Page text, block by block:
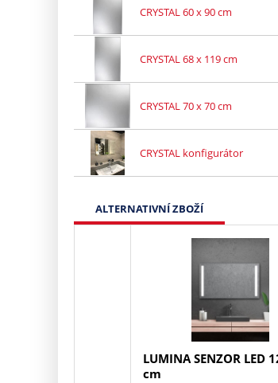
CRYSTAL 60 x 90 cm
CRYSTAL 68 x 119 cm
CRYSTAL 70 x 70 cm
CRYSTAL konfigurátor
ALTERNATIVNÍ ZBOŽÍ
LUMINA SENZOR LED
cm